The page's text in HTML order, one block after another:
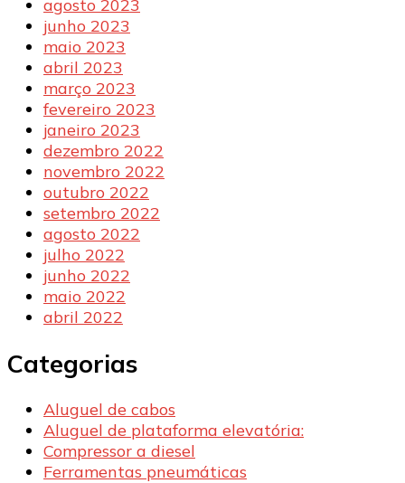
agosto 2023
junho 2023
maio 2023
abril 2023
março 2023
fevereiro 2023
janeiro 2023
dezembro 2022
novembro 2022
outubro 2022
setembro 2022
agosto 2022
julho 2022
junho 2022
maio 2022
abril 2022
Categorias
Aluguel de cabos
Aluguel de plataforma elevatória:
Compressor a diesel
Ferramentas pneumáticas